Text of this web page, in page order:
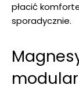
płacić
sporadycznie.